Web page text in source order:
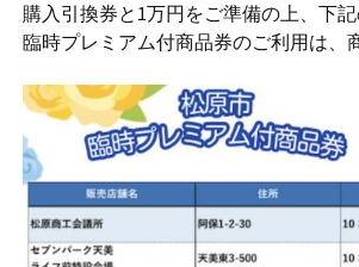
購入引換券と1万円をご準備の上、下
臨時プレミアム付商品券のご利用は、